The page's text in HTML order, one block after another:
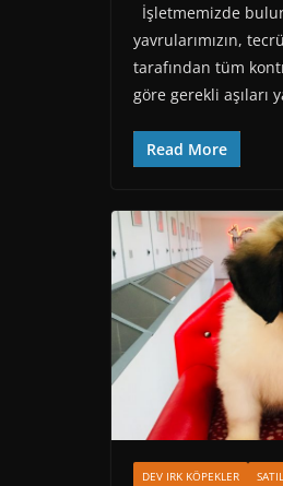
İşletmemizde
yavrularımızın,
tarafından tüm
göre gerekli aşıları
Read More
DEV IRK KÖPEKLER